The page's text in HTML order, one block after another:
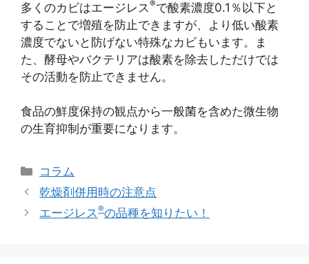
多くのカビはエージレス ®で酸素濃度0.1％以下と
することで増殖を防止できますが、より低い酸素
濃度でないと防げない特殊なカビもいます。ま
た、酵母やバクテリアは酸素を除去しただけでは
その活動を防止できません。
食品の鮮度保持の観点から一般菌を含めた微生物
の生育抑制が重要になります。
カ
テ
リ
コラム
乾燥剤併用時の注意点
エージレス®の品種を知りたい！